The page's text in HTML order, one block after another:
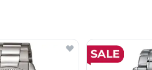
nawigacji karuzeli za pomocą linka